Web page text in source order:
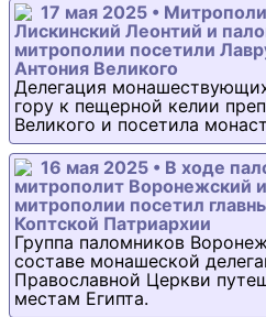
17 мая 2025 •
Лискинский Леонтий и
митрополии посетили
Антония Великого
Делегация
гору к пещерной келии
Великого и посетила
16 мая 2025 • В ходе
митрополит Воронежский
митрополии посетил
Коптской Патриархии
Группа паломников
составе монашеской
Православной Церкви
местам Египта.